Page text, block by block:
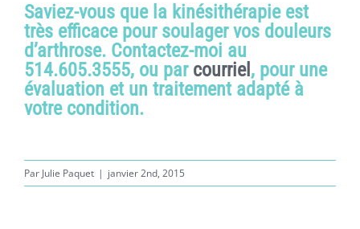
Saviez-vous que la kinésithérapie est
très efficace pour soulager vos douleurs
d’arthrose. Contactez-moi au
514.605.3555, ou par courriel , pour une
évaluation et un traitement adapté à
votre condition.
Par Julie Paquet | janvier 2nd, 2015